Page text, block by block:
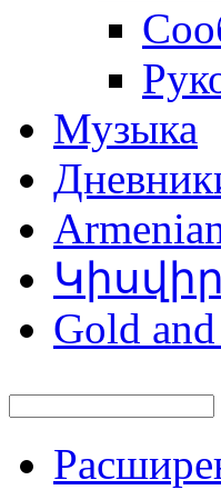
Музыка
Gold